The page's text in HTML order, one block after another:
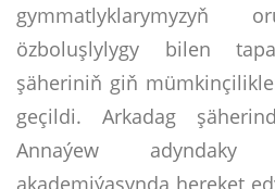
özboluşlylygy bilen
şäheriniň giň
geçildi. Arkadag
Annaýew
akademiýasynda hereket